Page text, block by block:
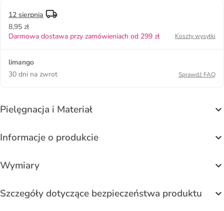
12 sierpnia
8,95 zł
Darmowa dostawa przy zamówieniach od 299 zł
Koszty wysyłki
limango
30 dni na zwrot
Sprawdź FAQ
Pielęgnacja i Materiał
Informacje o produkcie
Wymiary
Szczegóły dotyczące bezpieczeństwa produktu